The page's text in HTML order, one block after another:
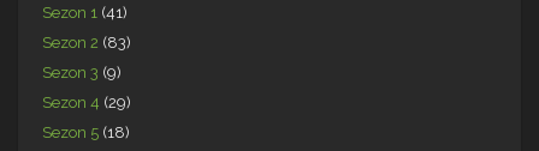
Sezon 1 (41)
Sezon 2 (83)
Sezon 3 (9)
Sezon 4 (29)
Sezon 5 (18)